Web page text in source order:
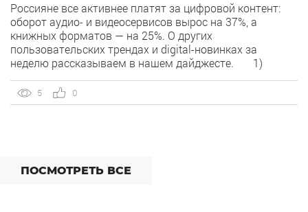
Россияне все активнее платят за цифровой контент:
оборот аудио- и видеосервисов вырос на 37%, а
книжных форматов — на 25%. О других
пользовательских трендах и digital-новинках за
неделю рассказываем в нашем дайджесте. 1)
Яндекса. Рекламная сеть Яндекса запускает формат
Overlay, который показывает рекламу поверх контента,
5 0
ПОСМОТРЕТЬ ВСЕ